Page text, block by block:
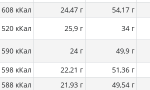
608 кКал 24,47 г 54,17 г
520 кКал 25,9 г 34 г
590 кКал 24 г 49,9 г
598 кКал 22,21 г 51,36 г
588 кКал 21,93 г 49,54 г